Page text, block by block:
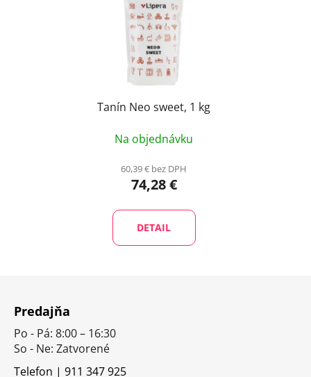
Tanín Neo sweet, 1 kg
Na objednávku
60,39 € bez DPH
74,28 €
DETAIL
Predajňa
Po - Pá: 8:00 – 16:30
So - Ne: Zatvorené
Telefon | 911 347 925